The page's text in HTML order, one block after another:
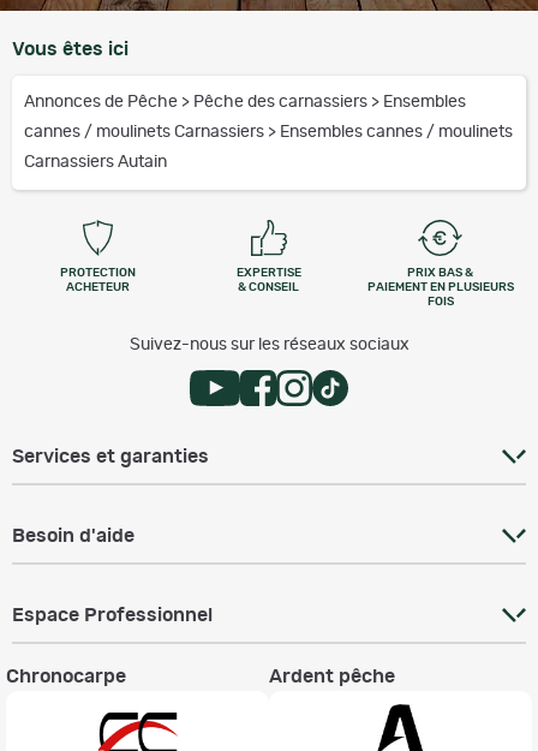
Vous êtes ici
Annonces de Pêche > Pêche des carnassiers > Ensembles
cannes / moulinets Carnassiers > Ensembles cannes / moulinets
Carnassiers Autain
PROTECTION
ACHETEUR
EXPERTISE
& CONSEIL
PRIX BAS &
PAIEMENT EN PLUSIEURS
FOIS
Suivez-nous sur les réseaux sociaux
Services et garanties
Besoin d'aide
Espace Professionnel
Chronocarpe Ardent pêche